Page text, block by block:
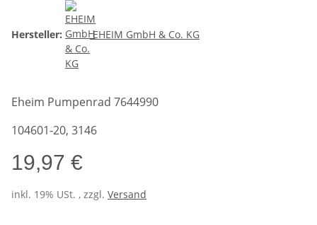
Hersteller: EHEIM GmbH & Co. KG
Eheim Pumpenrad 7644990
104601-20, 3146
19,97 €
inkl. 19% USt. , zzgl. Versand